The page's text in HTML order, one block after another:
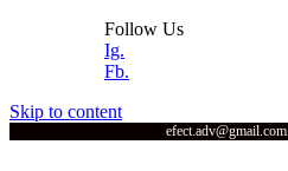
Follow Us
Ig.
Fb.
Skip to content
efect.adv@gmail.com